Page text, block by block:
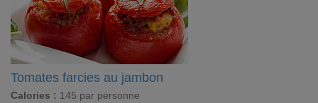
Tomates farcies au jambon
Calories : 145 par personne